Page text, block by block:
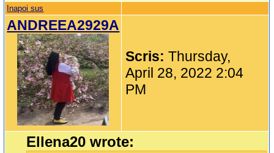
Inapoi sus
ANDREEA2929A
Scris:Thursday,
April 28, 2022 2:04
PM
Ellena20 wrote: